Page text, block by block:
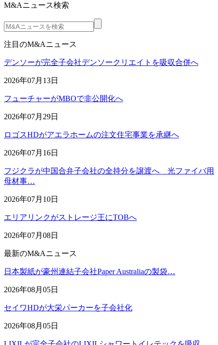
M&Aニュース検索
注目のM&Aニュース
デンソーが完全子会社デンソークリエイトを吸収合併へ
2026年07月13日
フューチャーがMBOで非公開化へ
2026年07月29日
ロゴスHDがアエラホームの注文住宅事業を承継へ
2026年07月16日
フジクラが中国合弁子会社の全持分を譲渡へ 光ファイバ用
母材事…
2026年07月10日
エリアリンクがストレージ王にTOBへ
2026年07月08日
最新のM&Aニュース
日本製紙が豪州連結子会社Paper Australiaの製袋…
2026年08月05日
セイワHDが大栄パーカーを子会社化
2026年08月05日